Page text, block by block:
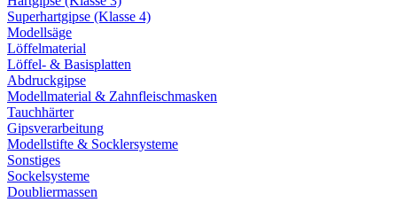
Superhartgipse (Klasse 4)
Modellsäge
Löffelmaterial
Löffel- & Basisplatten
Abdruckgipse
Modellmaterial & Zahnfleischmasken
Tauchhärter
Gipsverarbeitung
Modellstifte & Socklersysteme
Sonstiges
Sockelsysteme
Doubliermassen